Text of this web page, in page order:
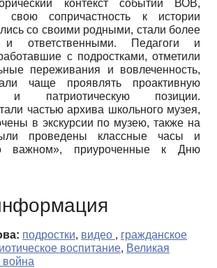
контекст событий ВОВ,
свою сопричастность к истории
со своими родными, стали более
и ответственными. Педагоги и
с подростками, отметили
переживания и вовлеченность,
чаще проявлять проактивную
и патриотическую позиции.
частью архива школьного музея,
в экскурсии по музею, также на
проведены классные часы и
важном», приуроченные к Дню
подростки, видео , гражданское
воспитание, Великая
война